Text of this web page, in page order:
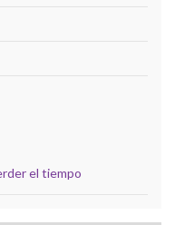
el tiempo